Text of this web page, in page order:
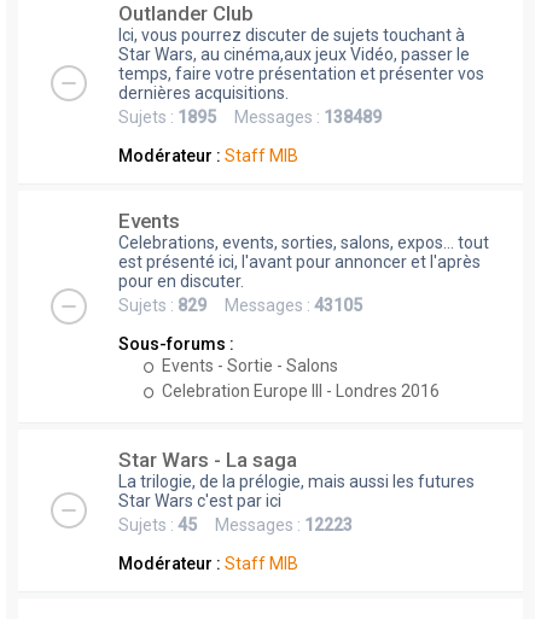
Outlander Club
Ici, vous pourrez discuter de sujets touchant à
Star Wars, au cinéma,aux jeux Vidéo, passer le
temps, faire votre présentation et présenter vos
dernières acquisitions.
Sujets : 1895 Messages : 138489
Modérateur : Staff MIB
Events
Celebrations, events, sorties, salons, expos... tout
est présenté ici, l'avant pour annoncer et l'après
pour en discuter.
Sujets : 829 Messages : 43105
Sous-forums :
Events - Sortie - Salons
Celebration Europe III - Londres 2016
Star Wars - La saga
La trilogie, de la prélogie, mais aussi les futures
Star Wars c'est par ici
Sujets : 45 Messages : 12223
Modérateur : Staff MIB